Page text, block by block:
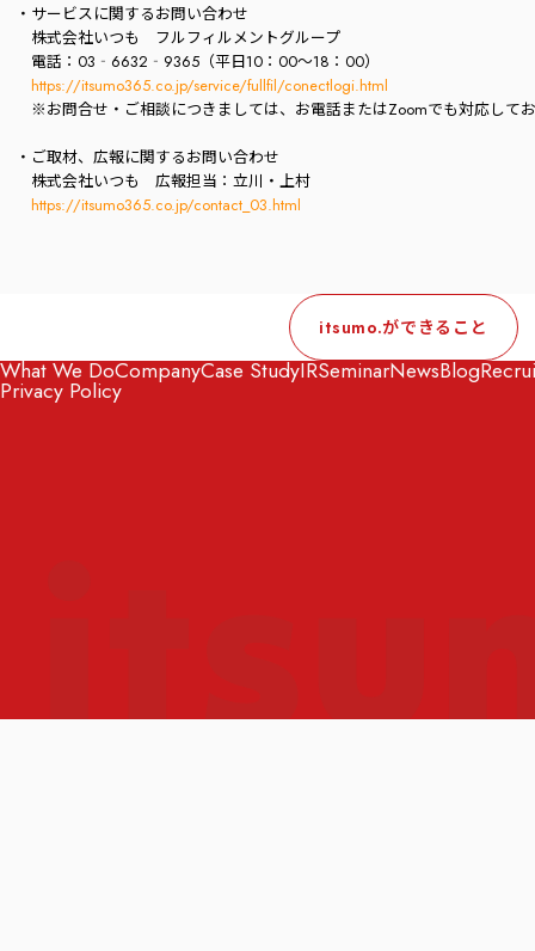
・サービスに関するお問い合わせ
株式会社いつも フルフィルメントグループ
電話：03‐6632‐9365（平日10：00～18：00）
https://itsumo365.co.jp/service/fullfil/conectlogi.html
※お問合せ・ご相談につきましては、お電話またはZoomでも対応して
・ご取材、広報に関するお問い合わせ
株式会社いつも 広報担当：立川・上村
https://itsumo365.co.jp/contact_03.html
itsumo.ができること
What We DoCompanyCase StudyIRSeminarNewsBlog
Privacy Policy